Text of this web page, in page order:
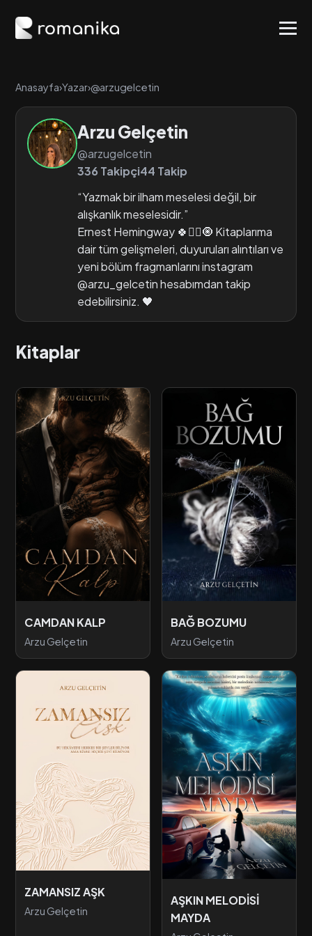
Anasayfa›Yazar›@arzugelcetin
Arzu Gelçetin
@arzugelcetin
336 Takipçi44 Takip
“Yazmak bir ilham meselesi değil, bir
alışkanlık meselesidir.”
Ernest Hemingway 🍀🙂‍↕️🧿 Kitaplarıma
dair tüm gelişmeleri, duyuruları alıntıları ve
yeni bölüm fragmanlarını instagram
@arzu_gelcetin hesabımdan takip
edebilirsiniz. 🖤
Kitaplar
CAMDAN KALP
Arzu Gelçetin
BAĞ BOZUMU
Arzu Gelçetin
ZAMANSIZ AŞK
Arzu Gelçetin
AŞKIN MELODİSİ
MAYDA